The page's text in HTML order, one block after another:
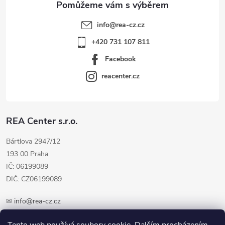
REA Center s.r.o.
Bártlova 2947/12
193 00 Praha
IČ: 06199089
DIČ: CZ06199089
✉ info@rea-cz.cz
info@rea-cz.cz
+420 731 107 811
Facebook
reacenter.cz